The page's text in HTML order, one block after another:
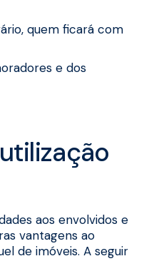
quem ficará com
e dos
aos envolvidos e
vantagens ao
de imóveis. A seguir